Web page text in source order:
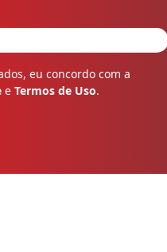
eu concordo com a
e Termos de Uso.